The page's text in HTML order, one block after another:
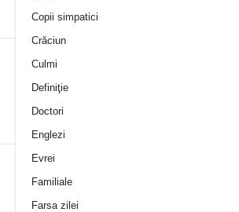
Copii simpatici
Crăciun
Culmi
Definiţie
Doctori
Englezi
Evrei
Familiale
Farsa zilei